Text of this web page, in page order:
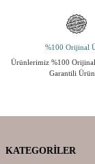
%100 Orijinal
Ürünlerimiz %100
Garantili
KATEGORILER